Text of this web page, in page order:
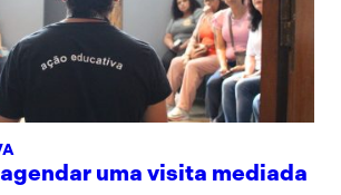
uma visita mediada